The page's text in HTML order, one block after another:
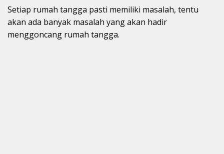
Setiap rumah tangga pasti memiliki masalah, tentu
akan ada banyak masalah yang akan hadir
menggoncang rumah tangga.